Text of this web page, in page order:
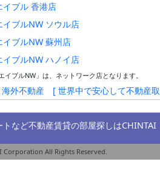
イブル 香港店
イブルNW ソウル店
イブルNW 蘇州店
イブルNW ハノイ店
イブルNW」は、ネットワーク店となります。
海外不動産 [ 世界中で安心して不動産
など不動産賃貸の部屋探しはCHINTAI
Corporation All Rights Reserved.